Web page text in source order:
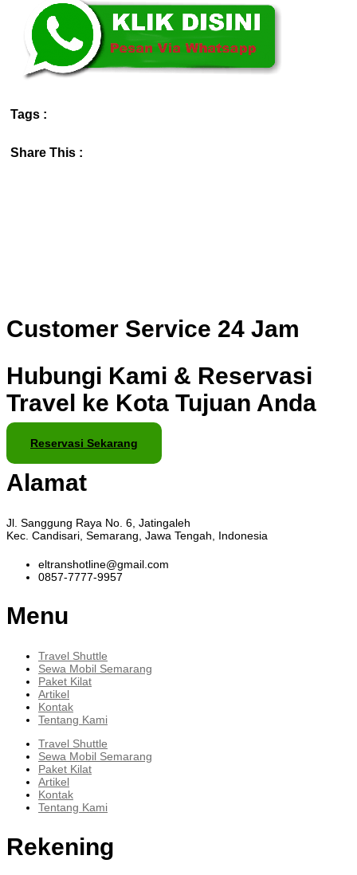
Tags :
Share This :
Customer Service 24 Jam
Hubungi Kami & Reservasi
Travel ke Kota Tujuan Anda
Reservasi Sekarang
Alamat
Jl. Sanggung Raya No. 6, Jatingaleh
Kec. Candisari, Semarang, Jawa Tengah, Indonesia
eltranshotline@gmail.com
0857-7777-9957
Menu
Travel Shuttle
Sewa Mobil Semarang
Paket Kilat
Artikel
Kontak
Tentang Kami
Travel Shuttle
Sewa Mobil Semarang
Paket Kilat
Artikel
Kontak
Tentang Kami
Rekening